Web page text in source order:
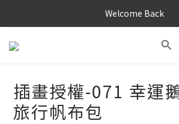
Welcome Back
插畫授權-071 幸運
旅行帆布包